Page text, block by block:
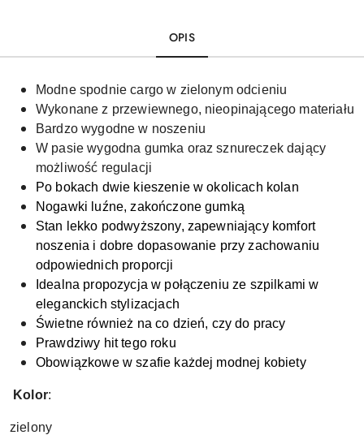
OPIS
Modne spodnie cargo w zielonym odcieniu
Wykonane z przewiewnego, nieopinającego materiału
Bardzo wygodne w noszeniu
W pasie wygodna gumka oraz sznureczek dający
możliwość regulacji
Po bokach dwie kieszenie w okolicach kolan
Nogawki luźne, zakończone gumką
Stan lekko podwyższony, zapewniający komfort
noszenia i dobre dopasowanie przy zachowaniu
odpowiednich proporcji
Idealna propozycja w połączeniu ze szpilkami w
eleganckich stylizacjach
Świetne również na co dzień, czy do pracy
Prawdziwy hit tego roku
Obowiązkowe w szafie każdej modnej kobiety
Kolor:
zielony